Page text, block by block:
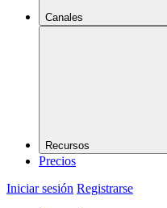
Canales
Recursos
Precios
Iniciar sesión Registrarse